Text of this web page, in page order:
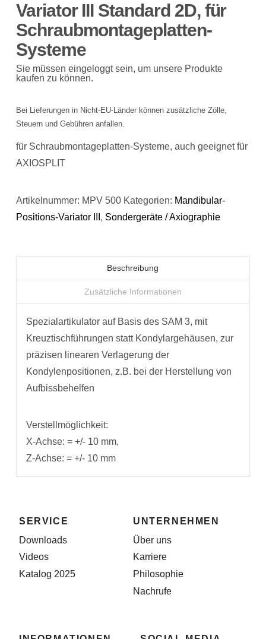
Variator III Standard 2D, für
Schraubmontageplatten-
Systeme
Sie müssen eingeloggt sein, um unsere Produkte
kaufen zu können.
Bei Lieferungen in Nicht-EU-Länder können zusätzliche Zölle,
Steuern und Gebühren anfallen.
für Schraubmontageplatten-Systeme, auch geeignet für
AXIOSPLIT
Artikelnummer: MPV 500 Kategorien: Mandibular-
Positions-Variator III , Sondergeräte / Axiographie
Beschreibung
Zusätzliche Informationen
Spezialartikulator auf Basis des SAM 3, mit
Kreuztischführungen statt Kondylargehäusen, zur
präzisen linearen Verlagerung der
Kondylenpositionen, z.B. bei der Herstellung von
Aufbissbehelfen
Verstellmöglichkeit:
X-Achse: = +/- 10 mm,
Z-Achse: = +/- 10 mm
SERVICE
Downloads
Videos
Katalog 2025
UNTERNEHMEN
Über uns
Karriere
Philosophie
Nachrufe